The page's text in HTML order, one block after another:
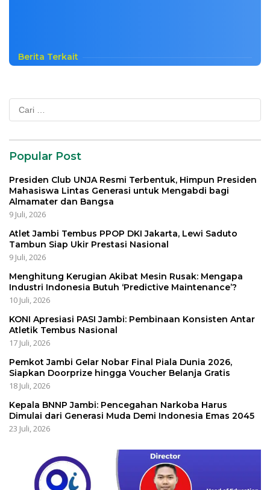
Berita Terkait
Cari
untuk:
Popular Post
Presiden Club UNJA Resmi Terbentuk, Himpun Presiden
Mahasiswa Lintas Generasi untuk Mengabdi bagi
Almamater dan Bangsa
9 Juli, 2026
Atlet Jambi Tembus PPOP DKI Jakarta, Lewi Saduto
Tambun Siap Ukir Prestasi Nasional
9 Juli, 2026
Menghitung Kerugian Akibat Mesin Rusak: Mengapa
Industri Indonesia Butuh ‘Predictive Maintenance’?
10 Juli, 2026
KONI Apresiasi PASI Jambi: Pembinaan Konsisten Antar
Atletik Tembus Nasional
17 Juli, 2026
Pemkot Jambi Gelar Nobar Final Piala Dunia 2026,
Siapkan Doorprize hingga Voucher Belanja Gratis
18 Juli, 2026
Kepala BNNP Jambi: Pencegahan Narkoba Harus
Dimulai dari Generasi Muda Demi Indonesia Emas 2045
23 Juli, 2026